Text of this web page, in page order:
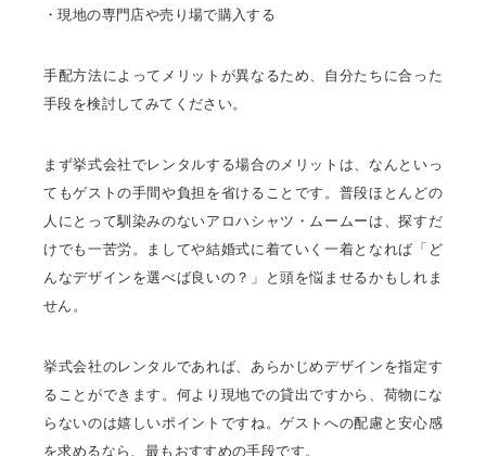
・現地の専門店や売り場で購入する
手配方法によってメリットが異なるため、自分たちに合った
手段を検討してみてください。
まず挙式会社でレンタルする場合のメリットは、なんといっ
てもゲストの手間や負担を省けることです。普段ほとんどの
人にとって馴染みのないアロハシャツ・ムームーは、探すだ
けでも一苦労。ましてや結婚式に着ていく一着となれば「ど
んなデザインを選べば良いの？」と頭を悩ませるかもしれま
せん。
挙式会社のレンタルであれば、あらかじめデザインを指定す
ることができます。何より現地での貸出ですから、荷物にな
らないのは嬉しいポイントですね。ゲストへの配慮と安心感
を求めるなら、最もおすすめの手段です。